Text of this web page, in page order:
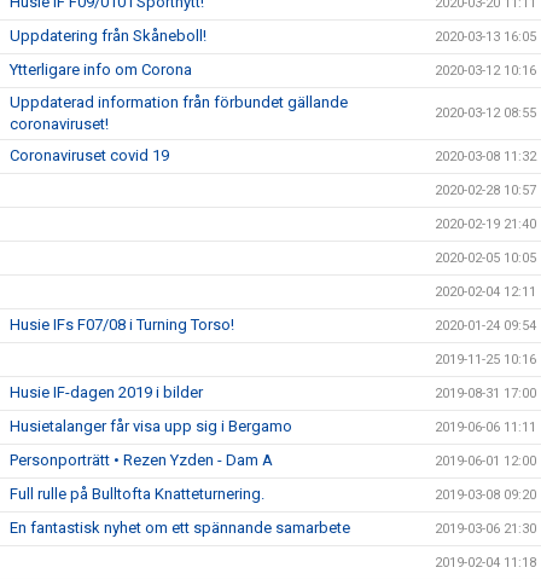
Uppdatering från Skåneboll! 2020-03-13 16:05
Ytterligare info om Corona 2020-03-12 10:16
Uppdaterad information från förbundet gällande
coronaviruset!
2020-03-12 08:55
Coronaviruset covid 19 2020-03-08 11:32
2020-02-28 10:57
2020-02-19 21:40
2020-02-05 10:05
2020-02-04 12:11
Husie IFs F07/08 i Turning Torso! 2020-01-24 09:54
2019-11-25 10:16
Husie IF-dagen 2019 i bilder 2019-08-31 17:00
Husietalanger får visa upp sig i Bergamo 2019-06-06 11:11
Personporträtt • Rezen Yzden - Dam A 2019-06-01 12:00
Full rulle på Bulltofta Knatteturnering. 2019-03-08 09:20
En fantastisk nyhet om ett spännande samarbete 2019-03-06 21:30
2019-02-04 11:18